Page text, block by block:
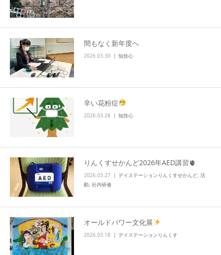
間もなく新年度へ
2026.03.30 知技心
辛い花粉症
2026.03.28 知技心
りんくすせかんど2026年AED講習🫀
2026.03.27 デイステーションりんくすせかんど, 活
動, 社内研修
オールドパワー文化展
2026.03.18 デイステーションりんくす